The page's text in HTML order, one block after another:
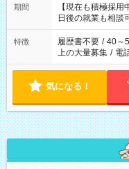
たくない」 など、ご
の方へ 今ご覧のお
の勤務時間。 合
期間
【現在も積極採
日後の就業も相談
特徴 履歴書不要 / 40～
上の大量募集 / 電
気になる！